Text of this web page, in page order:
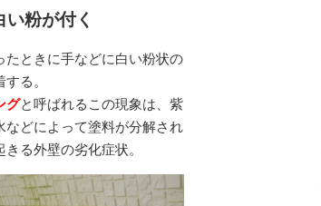
い粉が付く
たときに手などに白い粉状の
る。
グと呼ばれるこの現象は、紫
などによって塗料が分解され
きる外壁の劣化症状。